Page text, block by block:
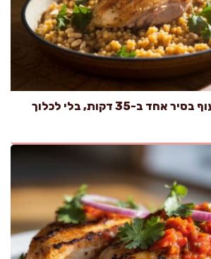
פתיתים עם חזה עוף בסיר אחד ב-35 דקות, בלי לכלוך